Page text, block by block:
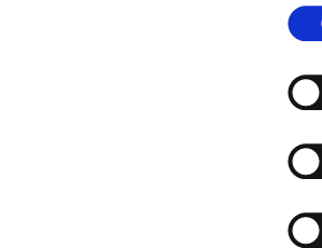
mit vielseitigem